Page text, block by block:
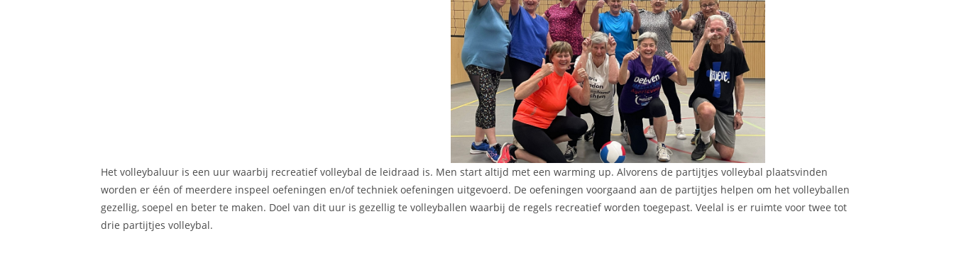
Het volleybaluur is een uur waarbij recreatief volleybal de leidraad is. Men start altijd met een warming up. Alvorens de partijtjes volleybal plaatsvinden
worden er één of meerdere inspeel oefeningen en/of techniek oefeningen uitgevoerd. De oefeningen voorgaand aan de partijtjes helpen om het volleyballen
gezellig, soepel en beter te maken. Doel van dit uur is gezellig te volleyballen waarbij de regels recreatief worden toegepast. Veelal is er ruimte voor twee tot
drie partijtjes volleybal.